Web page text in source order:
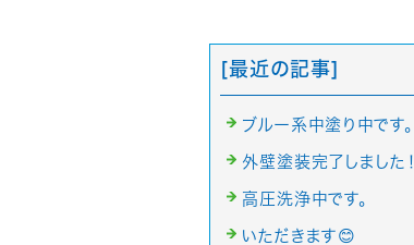
[最近の記事]
ブルー系中塗り中です。
外壁塗装完了しました！
高圧洗浄中です。
いただきます😊